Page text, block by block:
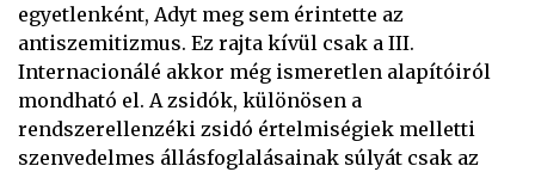
egyetlenként, Adyt meg sem érintette az
antiszemitizmus. Ez rajta kívül csak a III.
Internacionálé akkor még ismeretlen alapítóiról
mondható el. A zsidók, különösen a
rendszerellenzéki zsidó értelmiségiek melletti
szenvedelmes állásfoglalásainak súlyát csak az